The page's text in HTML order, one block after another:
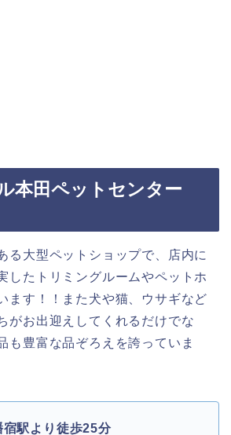
本田ペットセンター
る大型ペットショップで、店内に
したトリミングルームやペットホ
ます！！また犬や猫、ウサギなど
がお出迎えしてくれるだけでな
も豊富な品ぞろえを誇っていま
宿駅より徒歩25分